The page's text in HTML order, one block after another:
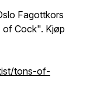
Fagottkors
of Cock". Kjøp
tons-of-